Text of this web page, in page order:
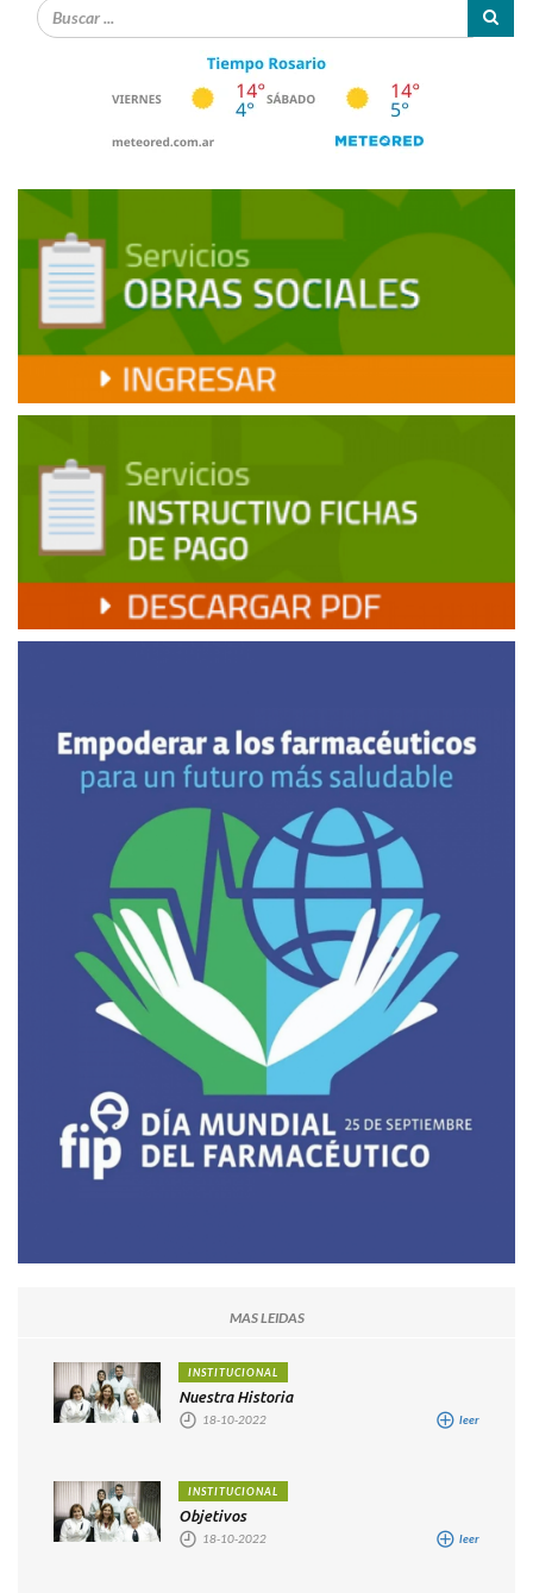
MAS LEIDAS
INSTITUCIONAL
Nuestra Historia
18-10-2022 leer
INSTITUCIONAL
Objetivos
18-10-2022 leer